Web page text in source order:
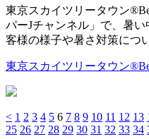
東京スカイツリータウン
パーJチャンネル」で、暑
客様の様子や暑さ対策につ
東京スカイツリータウン
< 1 2 3 4 5 6 7 8 9 10 11 12 13
25 26 27 28 29 30 31 32 33 34